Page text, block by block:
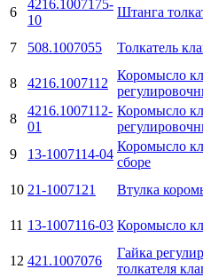
6
4216.1007175-
10
Штанга
7
508.1007055 Толкатель
8
4216.1007112
Коромысло
8
4216.1007112-
01
Коромысло
9
13-1007114-04
Коромысло
сборе
10 21-1007121 Втулка
11 13-1007116-03 Коромысло
12 421.1007076
Гайка
толкателя